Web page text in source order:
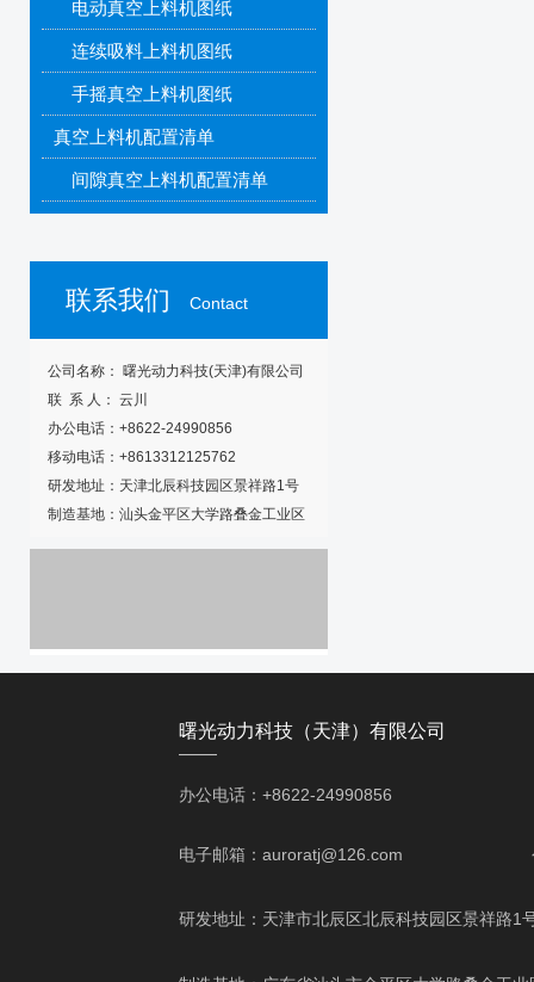
电动真空上料机图纸
连续吸料上料机图纸
手摇真空上料机图纸
真空上料机配置清单
间隙真空上料机配置清单
联系我们 Contact
公司名称： 曙光动力科技(天津)有限公司
联 系 人： 云川
办公电话：+8622-24990856
移动电话：+8613312125762
研发地址：天津北辰科技园区景祥路1号
制造基地：汕头金平区大学路叠金工业区
曙光动力科技（天津）有限公司
——
办公电话：+8622-24990856 移动
电子邮箱：auroratj@126.com 公
研发地址：天津市北辰区北辰科技园区景祥路1